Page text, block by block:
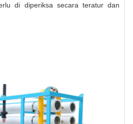
di diperiksa secara teratur dan